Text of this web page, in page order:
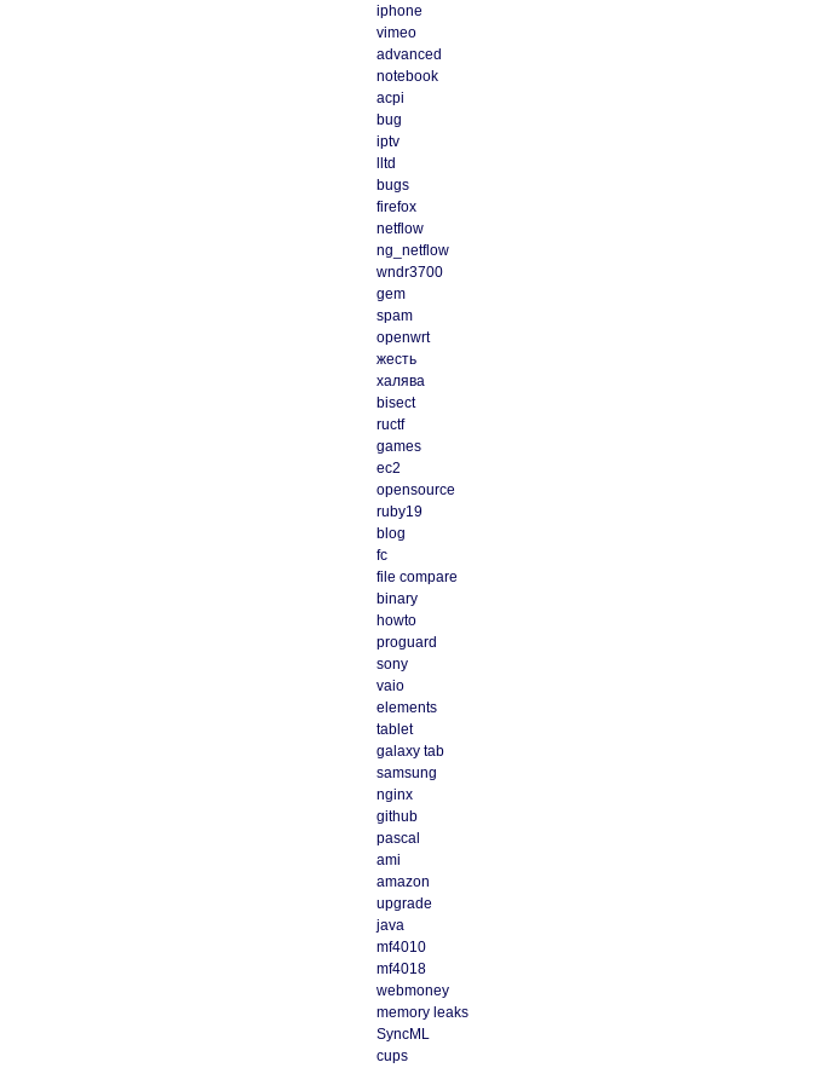
iphone
vimeo
advanced
notebook
acpi
bug
iptv
lltd
bugs
firefox
netflow
ng_netflow
wndr3700
gem
spam
openwrt
жесть
халява
bisect
ructf
games
ec2
opensource
ruby19
blog
fc
file compare
binary
howto
proguard
sony
vaio
elements
tablet
galaxy tab
samsung
nginx
github
pascal
ami
amazon
upgrade
java
mf4010
mf4018
webmoney
memory leaks
SyncML
cups